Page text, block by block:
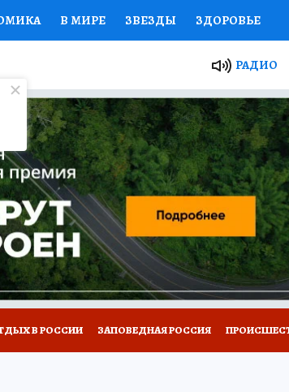
В МИРЕ ЗВЕЗДЫ ЗДОРОВЬЕ
НАЦИОНАЛЬНЫЕ ПРОЕКТЫ РОССИИ
СЕМЬЯ ЖЕНСКИЕ СЕКРЕТЫ
СПЕЦПРОЕКТЫ ДЕФИЦИТ ЖЕЛЕЗА
РАБОТА У НАС ГИД ПОТРЕБИТЕЛЯ
РАДИО
В РОССИИ ЗАПОВЕДНАЯ РОССИЯ